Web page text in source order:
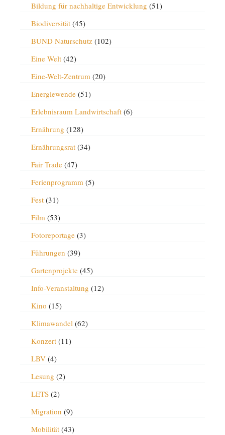
Bildung für nachhaltige Entwicklung (51)
Biodiversität(45)
BUND Naturschutz(102)
Eine Welt(42)
Eine-Welt-Zentrum(20)
Energiewende(51)
Erlebnisraum Landwirtschaft(6)
Ernährung (128)
Ernährungsrat(34)
Fair Trade(47)
Ferienprogramm(5)
Fest(31)
Film(53)
Fotoreportage(3)
Führungen (39)
Gartenprojekte(45)
Info-Veranstaltung (12)
Kino (15)
Klimawandel(62)
Konzert(11)
LBV(4)
Lesung (2)
LETS(2)
Migration (9)
Mobilität(43)